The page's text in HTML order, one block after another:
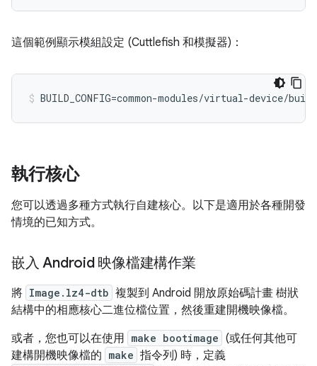
這個範例顯示模組設定 (Cuttlefish 和模擬器)：
BUILD_CONFIG=common-modules/virtual-
執行核心
您可以透過多種方式執行自建核心。以下是適用於各種開發
情境的已知方式。
嵌入 Android 映像檔建構作業
將 Image.lz4-dtb 複製到 Android 開放原始碼計畫 樹狀
結構中的相應核心二進位檔位置，然後重建開機映像檔。
或者，您也可以在使用 make bootimage (或任何其他可
建構開機映像檔的 make 指令列) 時，定義